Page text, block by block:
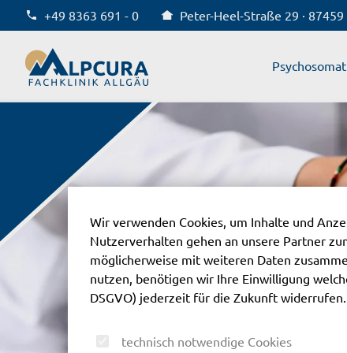
+49 8363 691 - 0 Peter-Heel-Straße 29 ·
Wir verwenden Cookies, um Inhalte und
Nutzerverhalten gehen an unsere Partner
möglicherweise mit weiteren Daten
nutzen, benötigen wir Ihre Einwilligung
DSGVO) jederzeit für die Zukunft
technisch notwendige Cookies